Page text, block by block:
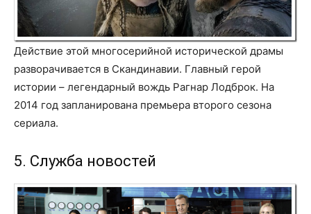
Действие этой многосерийной исторической драмы
разворачивается в Скандинавии. Главный герой
истории – легендарный вождь Рагнар Лодброк. На
2014 год запланирована премьера второго сезона
сериала.
5. Служба новостей